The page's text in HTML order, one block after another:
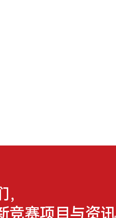
竞赛项目与资讯